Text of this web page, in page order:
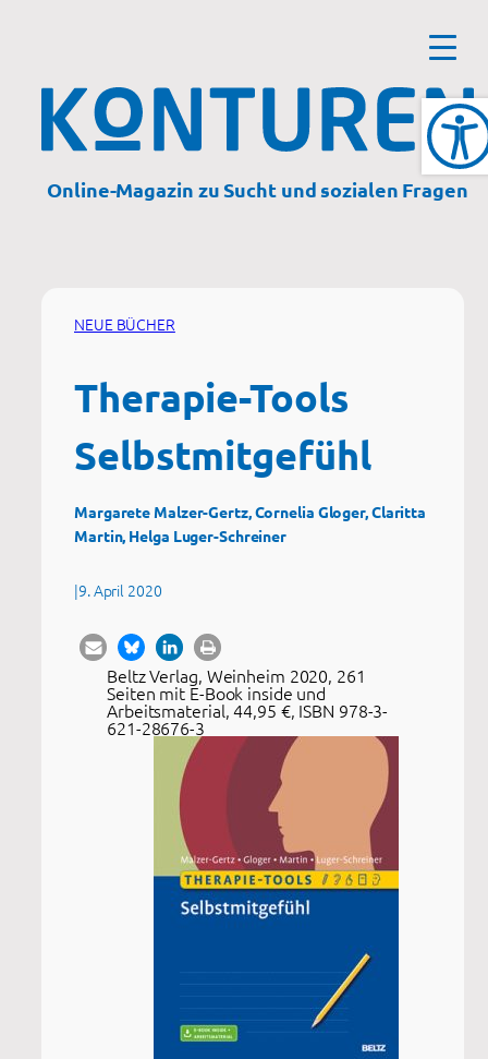
Online-Magazin zu Sucht und sozialen Fragen
NEUE BÜCHER
Therapie-Tools
Selbstmitgefühl
Margarete Malzer-Gertz, Cornelia Gloger, Claritta
Martin, Helga Luger-Schreiner
|9. April 2020
Beltz Verlag, Weinheim 2020, 261
Seiten mit E-Book inside und
Arbeitsmaterial, 44,95 €, ISBN 978-3-
621-28676-3